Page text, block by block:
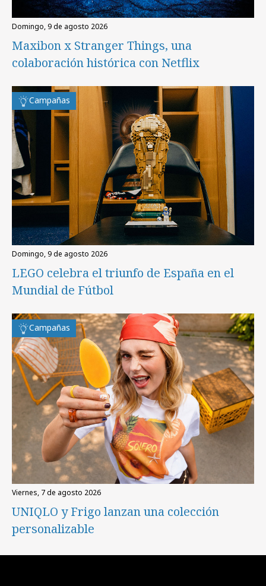
domingo, 9 de agosto 2026
Maxibon x Stranger Things, una
colaboración histórica con Netflix
Campañas
domingo, 9 de agosto 2026
LEGO celebra el triunfo de España en el
Mundial de Fútbol
Campañas
viernes, 7 de agosto 2026
UNIQLO y Frigo lanzan una colección
personalizable